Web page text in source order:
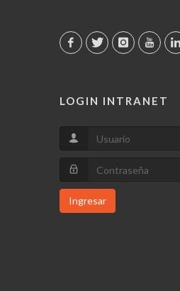
LOGIN INTRANET
Ingresar